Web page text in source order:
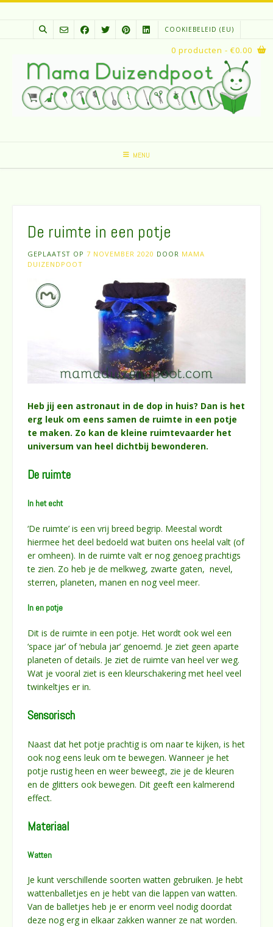
Spring
COOKIEBELEID (EU)
MENU
0 producten - €0.00
De ruimte in een potje
GEPLAATST OP 7 NOVEMBER 2020 DOOR MAMA
DUIZENDPOOT
Heb jij een astronaut in de dop in huis? Dan is het
erg leuk om eens samen de ruimte in een potje
te maken. Zo kan de kleine ruimtevaarder het
universum van heel dichtbij bewonderen.
De ruimte
In het echt
‘De ruimte’ is een vrij breed begrip. Meestal wordt
hiermee het deel bedoeld wat buiten ons heelal valt (of
er omheen). In de ruimte valt er nog genoeg prachtigs
te zien. Zo heb je de melkweg, zwarte gaten, nevel,
sterren, planeten, manen en nog veel meer.
In en potje
Dit is de ruimte in een potje. Het wordt ook wel een
‘space jar’ of ‘nebula jar’ genoemd. Je ziet geen aparte
planeten of details. Je ziet de ruimte van heel ver weg.
Wat je vooral ziet is een kleurschakering met heel veel
twinkeltjes er in.
Sensorisch
Naast dat het potje prachtig is om naar te kijken, is het
ook nog eens leuk om te bewegen. Wanneer je het
potje rustig heen en weer beweegt, zie je de kleuren
en de glitters ook bewegen. Dit geeft een kalmerend
effect.
Materiaal
Watten
Je kunt verschillende soorten watten gebruiken. Je hebt
wattenballetjes en je hebt van die lappen van watten.
Van de balletjes heb je er enorm veel nodig doordat
deze nog erg in elkaar zakken wanner ze nat worden.